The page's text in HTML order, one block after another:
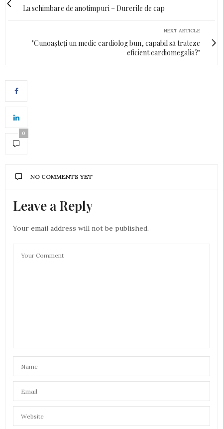
La schimbare de anotimpuri – Durerile de cap
NEXT ARTICLE
"Cunoașteți un medic cardiolog bun, capabil să trateze
eficient cardiomegalia?"
0
NO COMMENTS YET
Leave a Reply
Your email address will not be published.